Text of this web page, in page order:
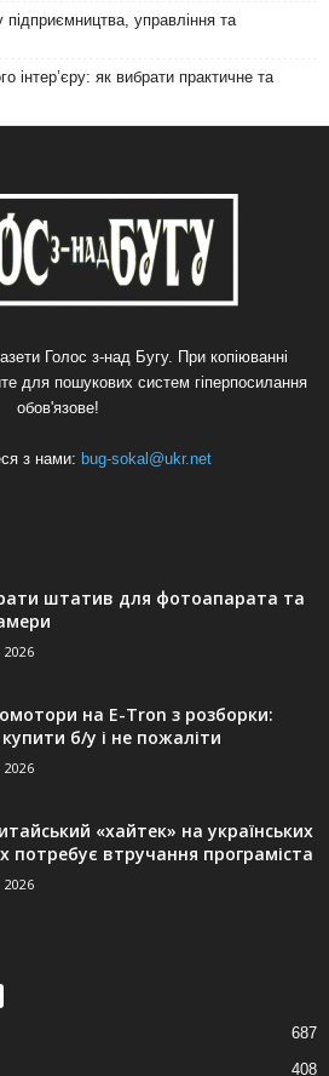
підприємництва, управління та
інтер’єру: як вибрати практичне та
Голос з-над Бугу. При копіюванні
для пошукових систем гіперпосилання
обов'язове!
з нами: bug-sokal@ukr.net
штатив для фотоапарата та
на E-Tron з розборки:
б/у і не пожаліти
«хайтек» на українських
потребує втручання програміста
687
408